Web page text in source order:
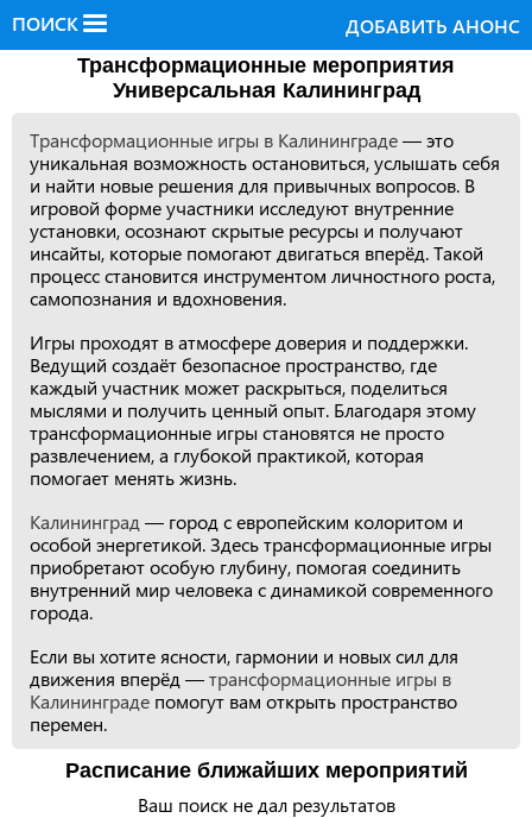
ПОИСК ДОБАВИТЬ АНОНС
Трансформационные мероприятия
Универсальная Калининград
Трансформационные игры в Калининграде— это
уникальная возможность остановиться, услышать себя
и найти новые решения для привычных вопросов. В
игровой форме участники исследуют внутренние
установки, осознают скрытые ресурсы и получают
инсайты, которые помогают двигаться вперёд. Такой
процесс становится инструментом личностного роста,
самопознания и вдохновения.
Игры проходят в атмосфере доверия и поддержки.
Ведущий создаёт безопасное пространство, где
каждый участник может раскрыться, поделиться
мыслями и получить ценный опыт. Благодаря этому
трансформационные игры становятся не просто
развлечением, а глубокой практикой, которая
помогает менять жизнь.
Калининград — город с европейским колоритом и
особой энергетикой. Здесь трансформационные игры
приобретают особую глубину, помогая соединить
внутренний мир человека с динамикой современного
города.
Если вы хотите ясности, гармонии и новых сил для
движения вперёд —трансформационные игры в
Калининграде помогут вам открыть пространство
перемен.
Расписание ближайших мероприятий
Ваш поиск не дал результатов